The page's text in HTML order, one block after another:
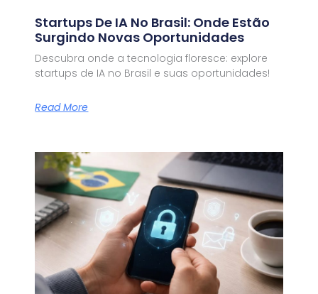
Startups De IA No Brasil: Onde Estão
Surgindo Novas Oportunidades
Descubra onde a tecnologia floresce: explore
startups de IA no Brasil e suas oportunidades!
Read More